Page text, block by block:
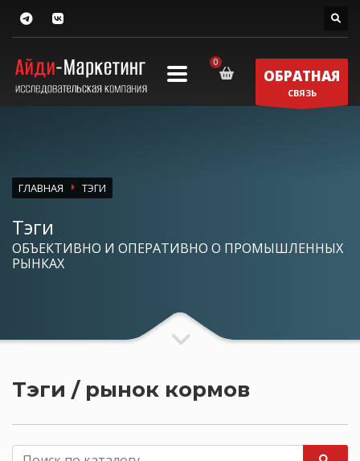
ОБРАТНАЯ
СВЯЗЬ
ГЛАВНАЯ ТЭГИ
Тэги
ОБЪЕКТИВНО И ОПЕРАТИВНО О ПРОМЫШЛЕННЫХ
РЫНКАХ
Тэги / рынок кормов